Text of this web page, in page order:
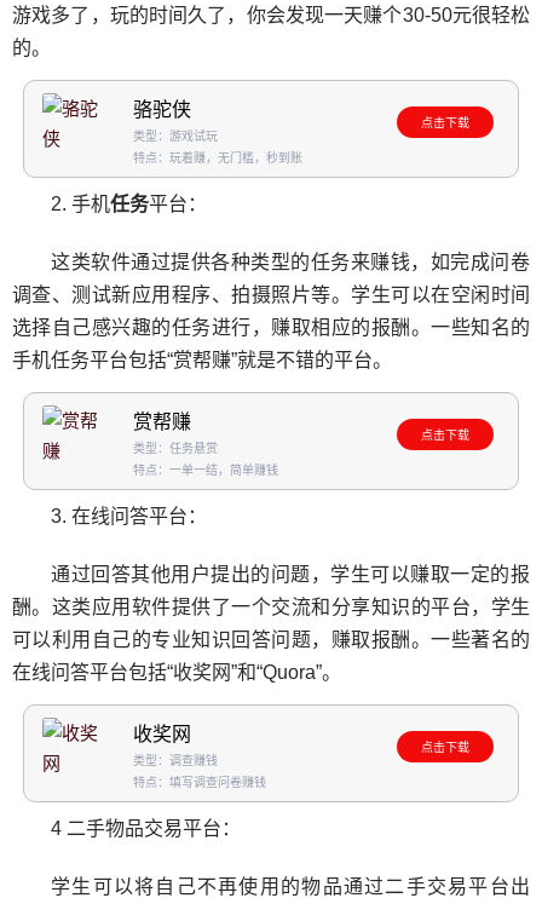
游戏多了，玩的时间久了，你会发现一天赚个30-50元很轻松
的。
骆驼侠
类型：游戏试玩
特点：玩着赚，无门槛，秒到账
点击下载
2. 手机任务平台：
这类软件通过提供各种类型的任务来赚钱，如完成问卷
调查、测试新应用程序、拍摄照片等。学生可以在空闲时间
选择自己感兴趣的任务进行，赚取相应的报酬。一些知名的
手机任务平台包括“赏帮赚”就是不错的平台。
赏帮赚
类型：任务悬赏
特点：一单一结，简单赚钱
点击下载
3. 在线问答平台：
通过回答其他用户提出的问题，学生可以赚取一定的报
酬。这类应用软件提供了一个交流和分享知识的平台，学生
可以利用自己的专业知识回答问题，赚取报酬。一些著名的
在线问答平台包括“收奖网”和“Quora”。
收奖网
类型：调查赚钱
特点：填写调查问卷赚钱
点击下载
4 二手物品交易平台：
学生可以将自己不再使用的物品通过二手交易平台出